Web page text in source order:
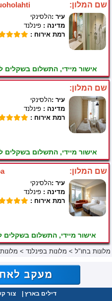
שם המלון:
עיר :הלסינקי
מדינה : פינלנד
רמת אירוח :
אישור מיידי, התשלום בשקלים
שם המלון:
עיר :הלסינקי
מדינה : פינלנד
רמת אירוח :
אישור מיידי, התשלום בשקלים
שם המלון:
עיר :הלסינקי
מדינה : פינלנד
רמת אירוח :
אישור מיידי, התשלום
מלונות בחו"ל > מלונות בפינלנד >
דילים בארץ צור